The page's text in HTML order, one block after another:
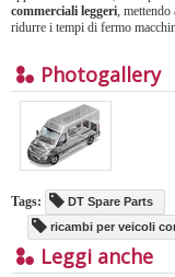
commerciali leggeri,
ridurre i tempi di fermo
Photogallery
Tags: DT Spare Parts
ricambi per veicoli
Leggi anche